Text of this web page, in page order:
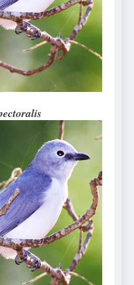
Play Fetch?
to Train Them!
Do I Need to
Bulldog